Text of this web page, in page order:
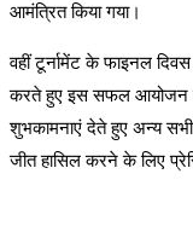
आमंत्रित किया गया।
वहीं टूर्नामेंट के फाइनल
करते हुए इस सफल आयोजन के
शुभकामनाएं देते हुए अन्य सभी
जीत हासिल करने के लिए